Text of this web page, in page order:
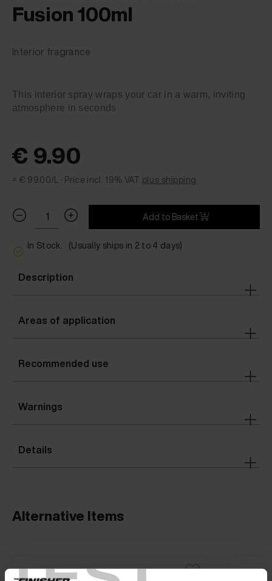
Fusion 100ml
Interior fragrance
This interior spray wraps your car in a warm, inviting
atmosphere in seconds
€ 9.90
= € 99.00/L · Price incl. 19% VAT plus shipping
Add to Basket
In Stock. (Usually ships in 2 to 4 days)
Description
Areas of application
Recommended use
Warnings
Details
Alternative Items